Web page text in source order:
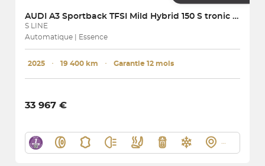
AUDI A3 Sportback TFSI Mild Hybrid 150 S tronic 7 S line
S LINE
Automatique | Essence
2025 ･ 19 400 km ･ Garantie 12 mois
33 967 €